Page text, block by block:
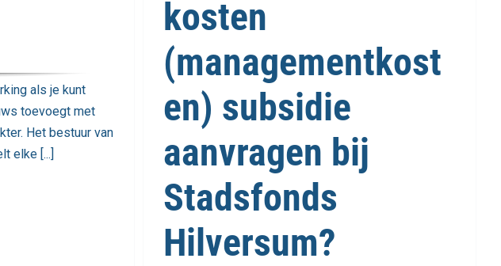
als je kunt
toevoegt met
Het bestuur van
elke [...]
kosten
(managementkost
en) subsidie
aanvragen bij
Stadsfonds
Hilversum?